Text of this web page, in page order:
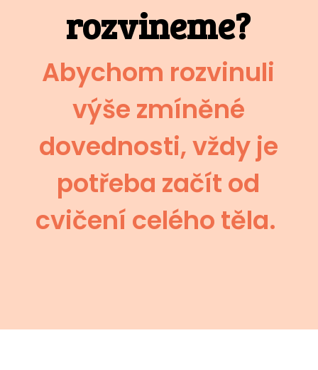
rozvineme?
Abychom rozvinuli
výše zmíněné
dovednosti, vždy je
potřeba začít od
cvičení celého těla.